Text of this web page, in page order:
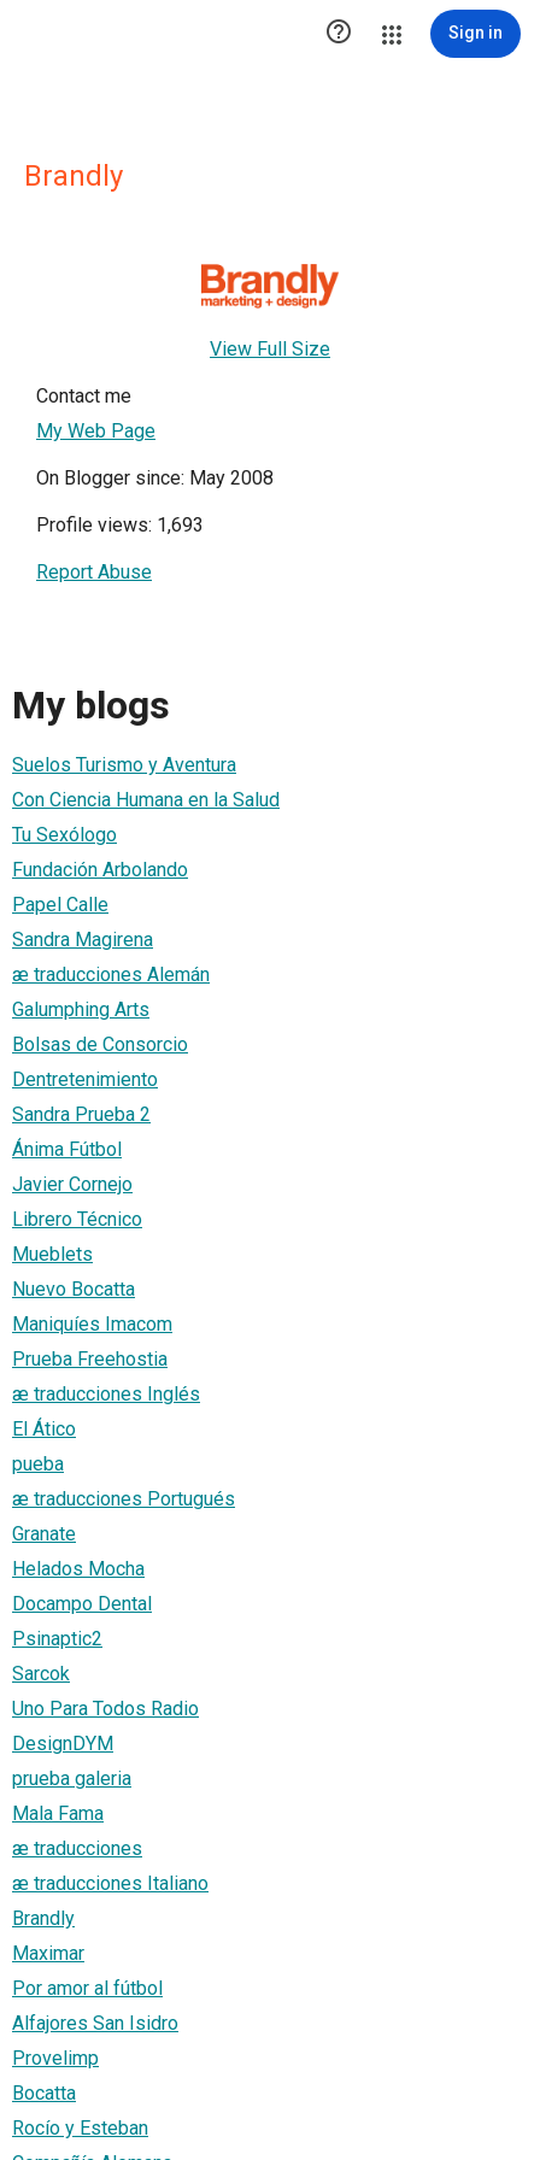
 Sign in
Brandly
View Full Size
Contact me
My Web Page
On Blogger since: May 2008
Profile views: 1,693
Report Abuse
My blogs
Suelos Turismo y Aventura
Con Ciencia Humana en la Salud
Tu Sexólogo
Fundación Arbolando
Papel Calle
Sandra Magirena
æ traducciones Alemán
Galumphing Arts
Bolsas de Consorcio
Dentretenimiento
Sandra Prueba 2
Ánima Fútbol
Javier Cornejo
Librero Técnico
Mueblets
Nuevo Bocatta
Maniquíes Imacom
Prueba Freehostia
æ traducciones Inglés
El Ático
pueba
æ traducciones Portugués
Granate
Helados Mocha
Docampo Dental
Psinaptic2
Sarcok
Uno Para Todos Radio
DesignDYM
prueba galeria
Mala Fama
æ traducciones
æ traducciones Italiano
Brandly
Maximar
Por amor al fútbol
Alfajores San Isidro
Provelimp
Bocatta
Rocío y Esteban